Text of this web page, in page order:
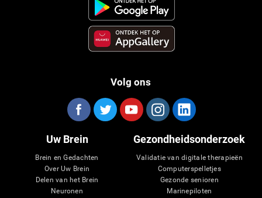
Volg ons
Uw Brein
Brein en Gedachten
Over Uw Brein
Delen van het Brein
Neuronen
Gezondheidsonderzoek
Validatie van digitale therapieën
Computerspelletjes
Gezonde senioren
Marinepiloten